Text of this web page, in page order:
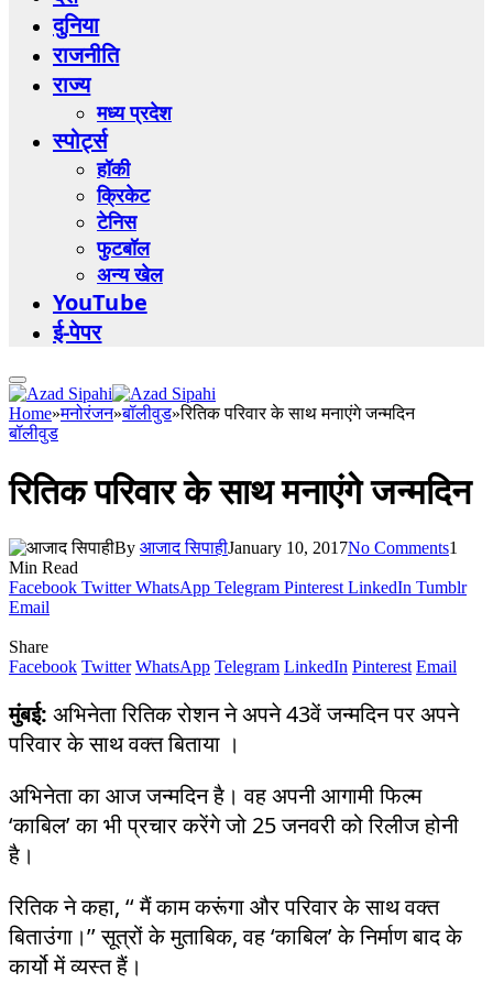
दुनिया
राजनीति
राज्य
मध्य प्रदेश
स्पोर्ट्स
हॉकी
क्रिकेट
टेनिस
फुटबॉल
अन्य खेल
YouTube
ई-पेपर
Home»मनोरंजन»बॉलीवुड»रितिक परिवार के साथ मनाएंगे जन्मदिन
बॉलीवुड
रितिक परिवार के साथ मनाएंगे जन्मदिन
By आजाद सिपाहीJanuary 10, 2017No Comments1
Min Read
Facebook Twitter WhatsApp Telegram Pinterest LinkedIn Tumblr
Email
Share
Facebook Twitter WhatsApp Telegram LinkedIn Pinterest Email
मुंबई: अभिनेता रितिक रोशन ने अपने 43वें जन्मदिन पर अपने
परिवार के साथ वक्त बिताया ।
अभिनेता का आज जन्मदिन है। वह अपनी आगामी फिल्म
‘काबिल’ का भी प्रचार करेंगे जो 25 जनवरी को रिलीज होनी
है।
रितिक ने कहा, ‘‘ मैं काम करूंगा और परिवार के साथ वक्त
बिताउंगा।’’ सूत्रों के मुताबिक, वह ‘काबिल’ के निर्माण बाद के
कार्यो में व्यस्त हैं।